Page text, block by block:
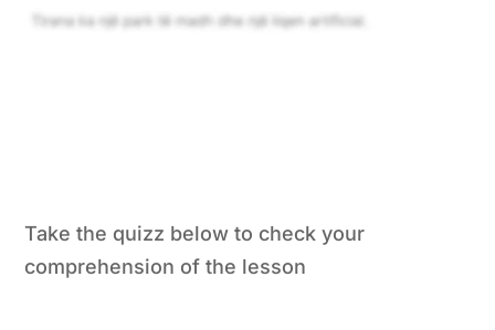
Take the quizz below to check your
comprehension of the lesson